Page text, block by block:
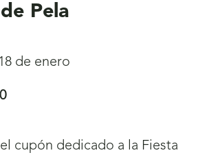
Pela
de enero